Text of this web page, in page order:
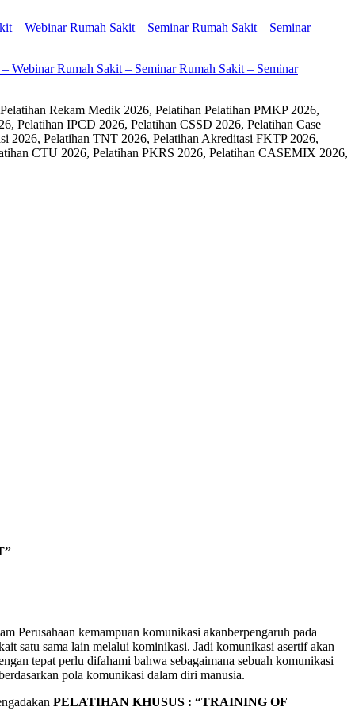
Webinar Rumah Sakit – Seminar Rumah Sakit – Seminar
Rekam Medik 2026, Pelatihan Pelatihan PMKP 2026,
Pelatihan IPCD 2026, Pelatihan CSSD 2026, Pelatihan Case
2026, Pelatihan TNT 2026, Pelatihan Akreditasi FKTP 2026,
CTU 2026, Pelatihan PKRS 2026, Pelatihan CASEMIX 2026,
Perusahaan kemampuan komunikasi akanberpengaruh pada
satu sama lain melalui kominikasi. Jadi komunikasi asertif akan
tepat perlu difahami bahwa sebagaimana sebuah komunikasi
pola komunikasi dalam diri manusia.
PELATIHAN KHUSUS : “TRAINING OF